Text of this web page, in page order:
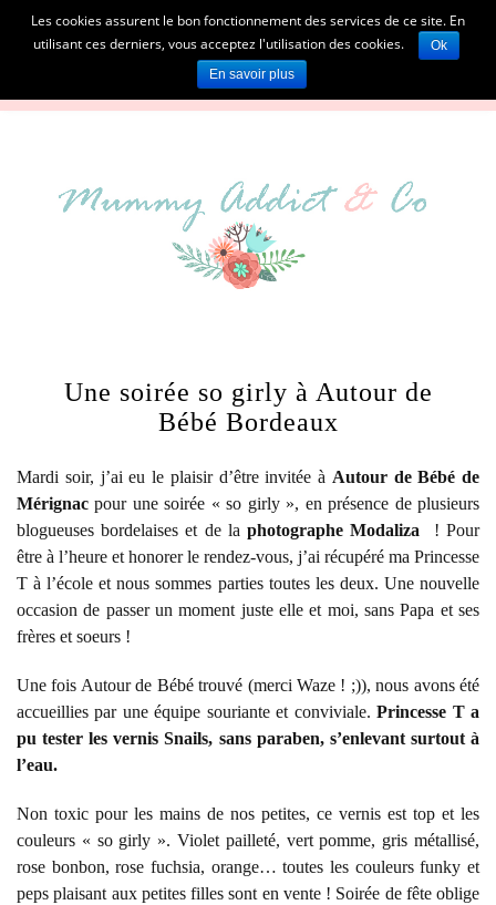
Une soirée so girly à Autour de
Bébé Bordeaux
Mardi soir, j’ai eu le plaisir d’être invitée à Autour de Bébé de
Mérignac pour une soirée « so girly », en présence de plusieurs
blogueuses bordelaises et de laphotographe Modaliza ! Pour
être à l’heure et honorer le rendez-vous, j’ai récupéré ma Princesse
T à l’école et nous sommes parties toutes les deux. Une nouvelle
occasion de passer un moment juste elle et moi, sans Papa et ses
frères et soeurs !
Une fois Autour de Bébé trouvé (merci Waze ! ;)), nous avons été
accueillies par une équipe souriante et conviviale.Princesse T a
pu tester les vernis Snails, sans paraben, s’enlevant surtout à
l’eau.
Non toxic pour les mains de nos petites, ce vernis est top et les
couleurs « so girly ». Violet pailleté, vert pomme, gris métallisé,
rose bonbon, rose fuchsia, orange… toutes les couleurs funky et
peps plaisant aux petites filles sont en vente ! Soirée de fête oblige
Les cookies assurent le bon fonctionnement des services de ce site. En
utilisant ces derniers, vous acceptez l'utilisation des cookies.
Ok
En savoir plus